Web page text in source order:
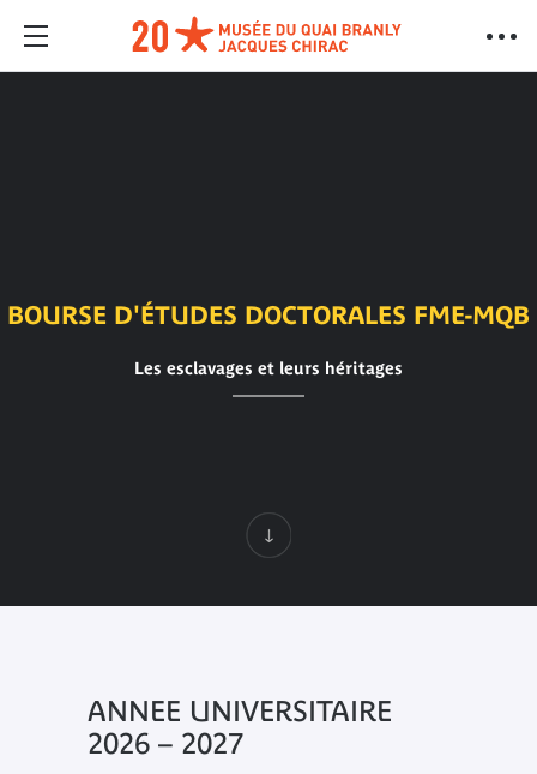
BOURSE D'ÉTUDES DOCTORALES FME-MQB
Les esclavages et leurs héritages
ANNEE UNIVERSITAIRE
2026 – 2027